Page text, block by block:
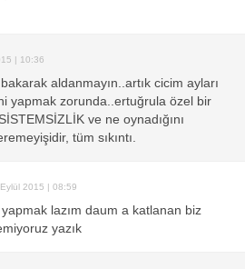
| 10:36
aldanmayın..artık cicim ayları
yapmak zorunda..ertuğrula özel bir
ve ne oynadığını
tüm sıkıntı.
2015 | 08:59
lazım daum a katlanan biz
yazık